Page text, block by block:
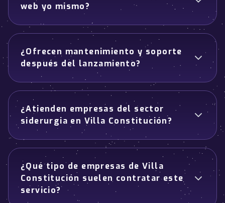
web yo mismo?
¿Ofrecen mantenimiento y soporte
después del lanzamiento?
¿Atienden empresas del sector
siderurgia en Villa Constitución?
¿Qué tipo de empresas de Villa
Constitución suelen contratar este
servicio?